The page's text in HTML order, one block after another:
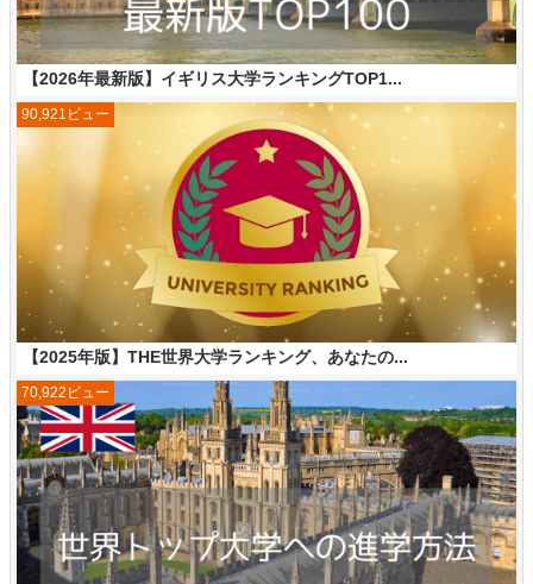
【2026年最新版】イギリス大学ランキングTOP1...
【2025年版】THE世界大学ランキング、あなたの...
90,921ビュー
70,922ビュー